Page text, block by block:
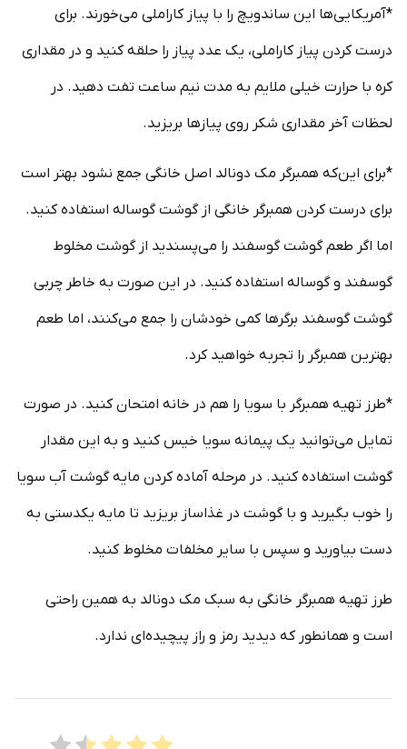
*آمریکایی‌ها این ساندویچ را با پیاز کاراملی می‌خورند. برای
درست کردن پیاز کاراملی، یک عدد پیاز را حلقه کنید و در مقداری
کره با حرارت خیلی ملایم به مدت نیم ساعت تفت دهید. در
لحظات آخر مقداری شکر روی پیاز‌ها بریزید.
*برای این‌که همبرگر مک دونالد اصل خانگی جمع نشود بهتر است
برای درست کردن همبرگر خانگی از گوشت گوساله استفاده کنید.
اما اگر طعم گوشت گوسفند را می‌پسندید از گوشت مخلوط
گوسفند و گوساله استفاده کنید. در این صورت به خاطر چربی
گوشت گوسفند برگر‌ها کمی خودشان را جمع می‌کنند، اما طعم
بهترین همبرگر را تجربه خواهید کرد.
*طرز تهیه همبرگر با سویا را هم در خانه امتحان کنید. در صورت
تمایل می‌توانید یک پیمانه سویا خیس کنید و به این مقدار
گوشت استفاده کنید. در مرحله آماده کردن مایه گوشت آب سویا
را خوب بگیرید و با گوشت در غذاساز بریزید تا مایه یکدستی به
دست بیاورید و سپس با سایر مخلفات مخلوط کنید.
طرز تهیه همبرگر خانگی به سبک مک دونالد به همین راحتی
است و همانطور که دیدید رمز و راز پیچیده‌ای ندارد.